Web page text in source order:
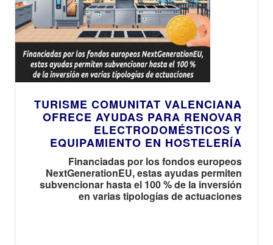
TURISME COMUNITAT VALENCIANA
OFRECE AYUDAS PARA RENOVAR
ELECTRODOMÉSTICOS Y
EQUIPAMIENTO EN HOSTELERÍA
Financiadas por los fondos europeos
NextGenerationEU, estas ayudas permiten
subvencionar hasta el 100 % de la inversión
en varias tipologías de actuaciones